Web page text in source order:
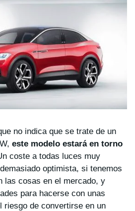
no indica que se trate de un
este modelo estará en torno
coste a todas luces muy
optimista, si tenemos
las cosas en el mercado, y
para hacerse con unas
riesgo de convertirse en un